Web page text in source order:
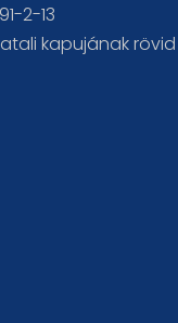
2-13
kapujának rövid